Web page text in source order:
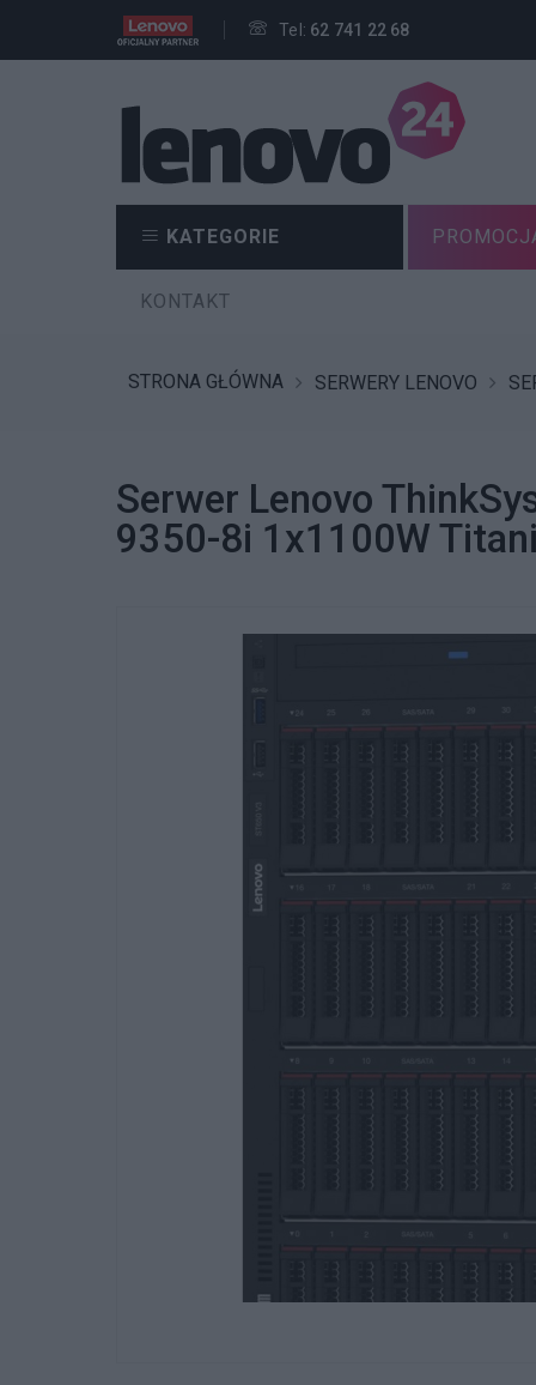
Tel: 62 741 22 68
KATEGORIE
KONTAKT
STRONA GŁÓWNA SERWERY LENOVO
Serwer Lenovo
9350-8i 1x1100W